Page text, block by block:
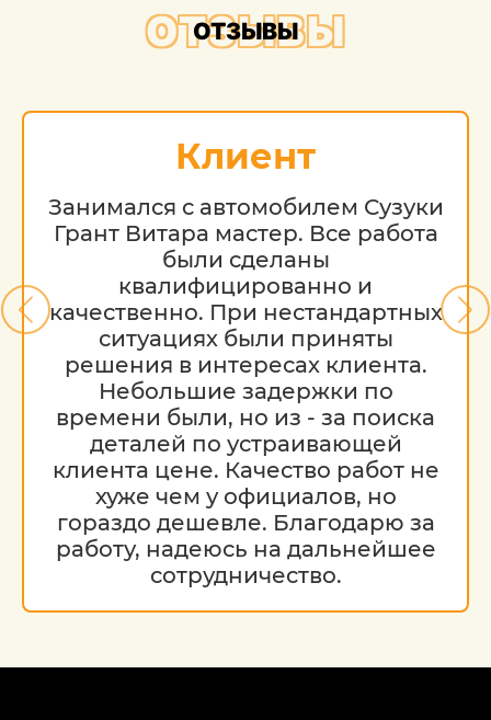
возраста и технического состояния.
ОТЗЫВЫ
ОТЗЫВЫ
Клиент
Занимался с автомобилем Сузуки
Грант Витара мастер. Все работа
были сделаны
квалифицированно и
качественно. При нестандартных
ситуациях были приняты
решения в интересах клиента.
Небольшие задержки по
времени были, но из - за поиска
деталей по устраивающей
клиента цене. Качество работ не
хуже чем у официалов, но
гораздо дешевле. Благодарю за
работу, надеюсь на дальнейшее
сотрудничество.